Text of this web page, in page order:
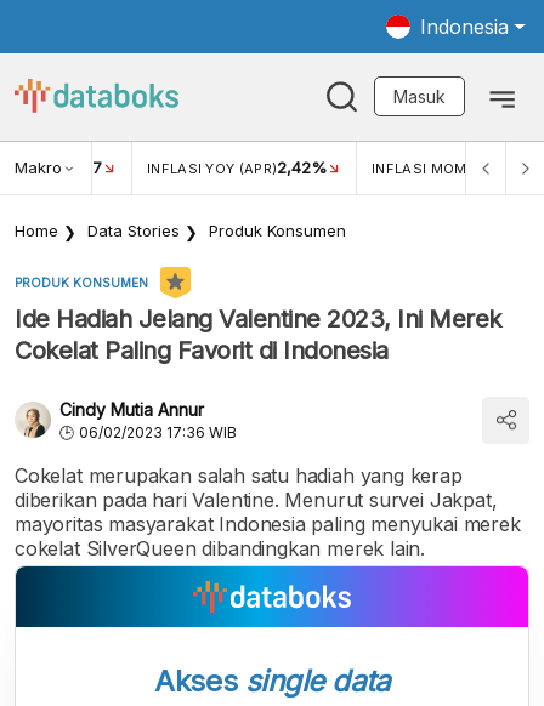
Indonesia
Masuk
Makro
USD/IDR 17 INFLASI YOY (APR)2,42% INFLASI MOM (MAR)
Home Data Stories Produk Konsumen
PRODUK KONSUMEN
Ide Hadiah Jelang Valentine 2023, Ini Merek
Cokelat Paling Favorit di Indonesia
Cindy Mutia Annur
06/02/2023 17:36 WIB
Cokelat merupakan salah satu hadiah yang kerap
diberikan pada hari Valentine. Menurut survei Jakpat,
mayoritas masyarakat Indonesia paling menyukai merek
cokelat SilverQueen dibandingkan merek lain.
Akses single data